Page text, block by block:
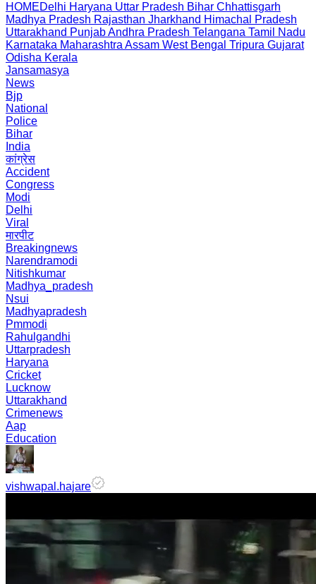
HOMEDelhi Haryana Uttar Pradesh Bihar Chhattisgarh
Madhya Pradesh Rajasthan Jharkhand Himachal Pradesh
Uttarakhand PunjabAndhra Pradesh Telangana Tamil Nadu
Karnataka Maharashtra Assam West Bengal Tripura Gujarat
Odisha Kerala
Jansamasya
News
Bjp
National
Police
Bihar
India
कांग्रेस
Accident
Congress
Modi
Delhi
Viral
मारपीट
Breakingnews
Narendramodi
Nitishkumar
Madhya_pradesh
Nsui
Madhyapradesh
Pmmodi
Rahulgandhi
Uttarpradesh
Haryana
Cricket
Lucknow
Uttarakhand
Crimenews
Aap
Education
vishwapal.hajare